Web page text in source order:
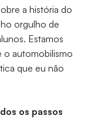
a história do
orgulho de
Estamos
o automobilismo
que eu não
os passos